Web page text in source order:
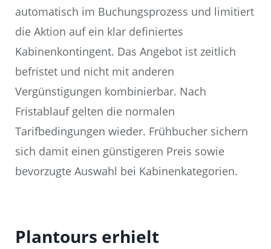
automatisch im Buchungsprozess und limitiert
die Aktion auf ein klar definiertes
Kabinenkontingent. Das Angebot ist zeitlich
befristet und nicht mit anderen
Vergünstigungen kombinierbar. Nach
Fristablauf gelten die normalen
Tarifbedingungen wieder. Frühbucher sichern
sich damit einen günstigeren Preis sowie
bevorzugte Auswahl bei Kabinenkategorien.
Plantours erhielt